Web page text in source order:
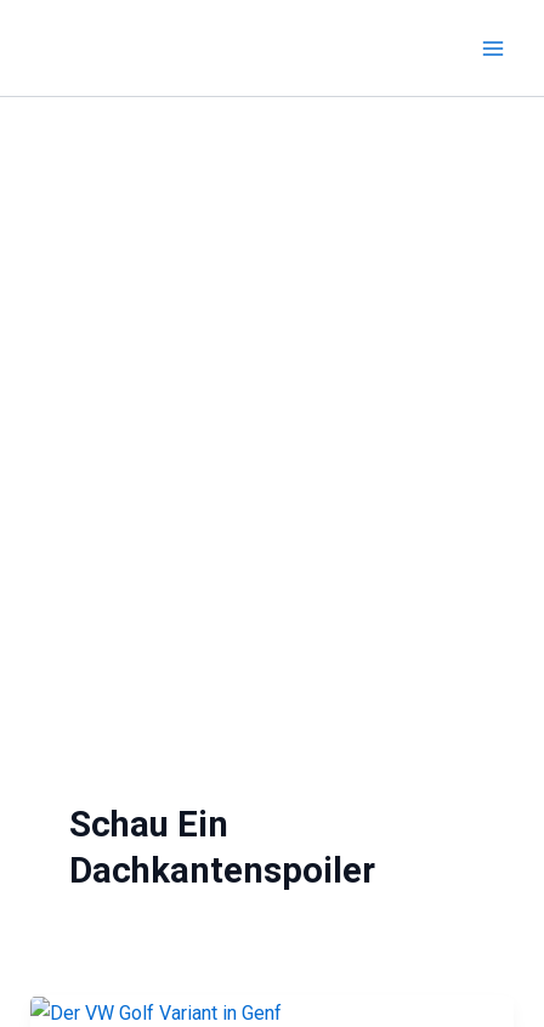
Schau Ein
Dachkantenspoiler